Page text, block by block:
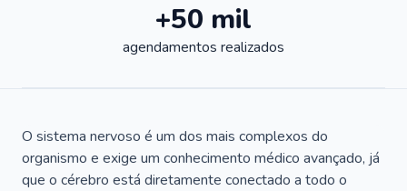
+50 mil
agendamentos realizados
O sistema nervoso é um dos mais complexos do
organismo e exige um conhecimento médico avançado, já
que o cérebro está diretamente conectado a todo o